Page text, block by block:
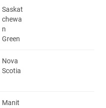
Saskat
chewa
n
Green
Nova
Scotia
Manit